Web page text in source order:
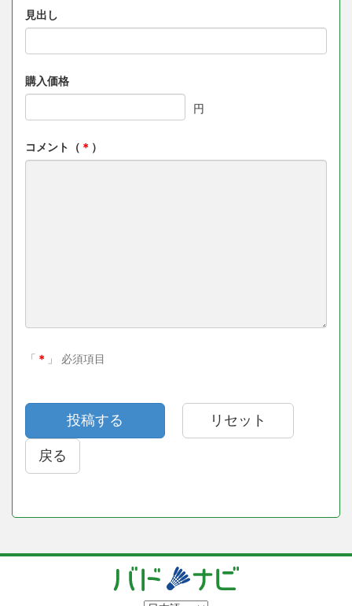
見出し
購入価格
円
コメント（ ＊ ）
「 ＊ 」 必須項目
戻る